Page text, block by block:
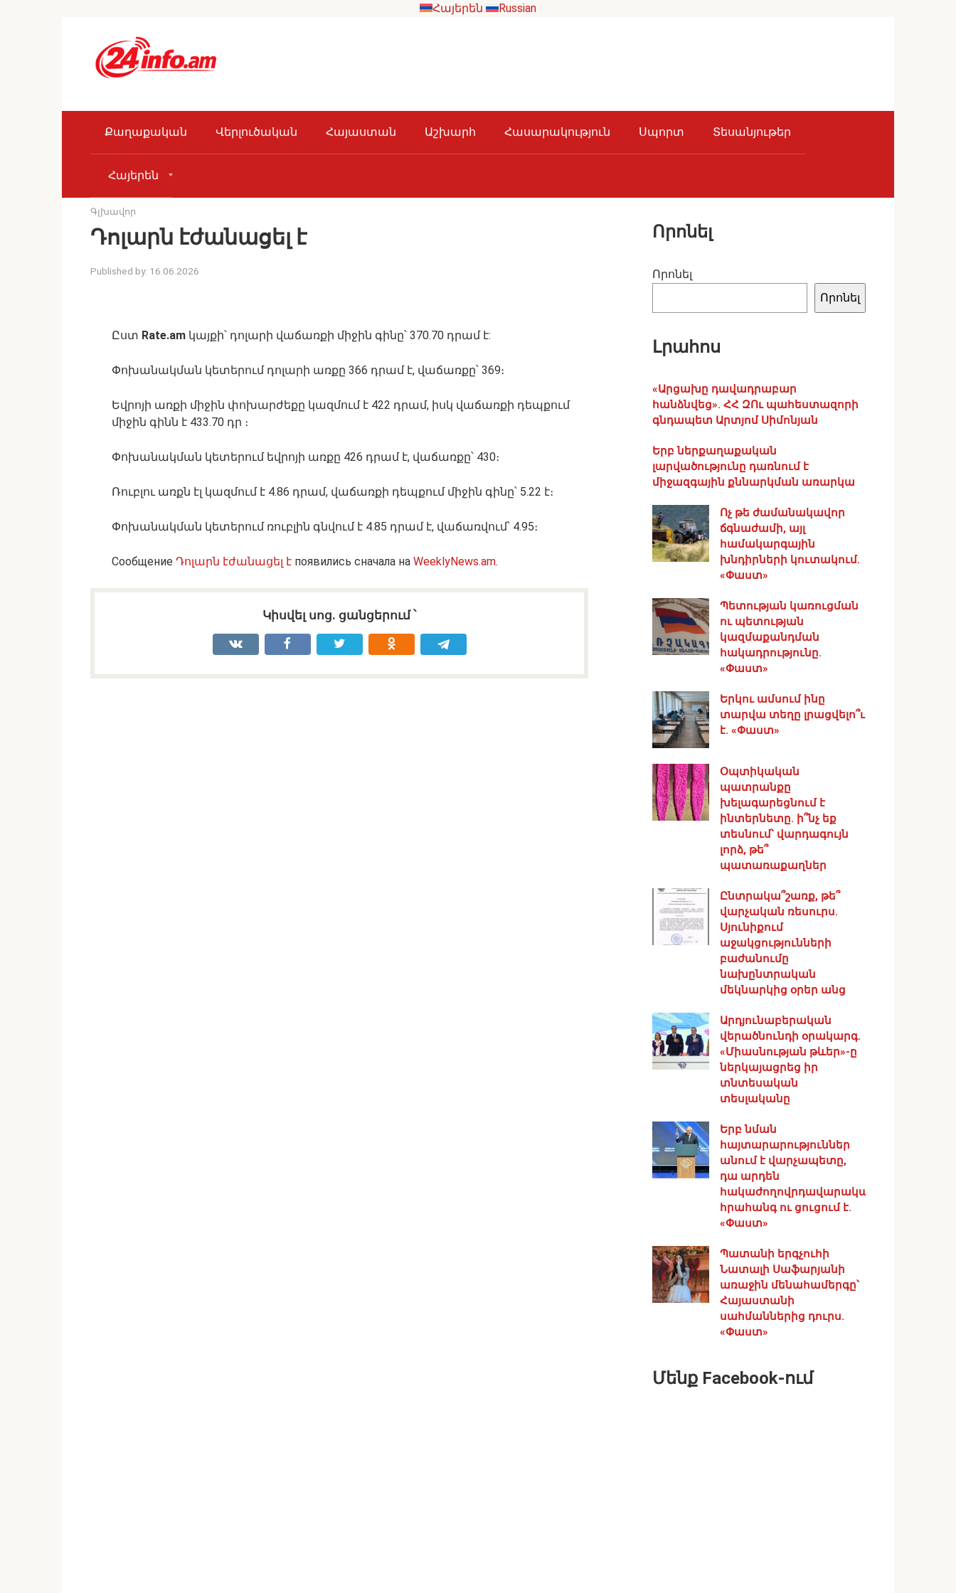
Հայերեն Russian
Քաղաքական Վերլուծական Հայաստան Աշխարհ Հասարակություն Սպորտ Տեսանյութեր
Հայերեն
Գլխավոր
Դոլարն էժանացել է
Published by: 16.06.2026
Ըստ Rate.am կայքի՝ դոլարի վաճառքի միջին գինը՝ 370.70 դրամ է:
Փոխանակման կետերում դոլարի առքը 366 դրամ է, վաճառքը՝ 369։
Եվրոյի առքի միջին փոխարժեքը կազմում է 422 դրամ, իսկ վաճառքի դեպքում
միջին գինն է 433.70 դր ։
Փոխանակման կետերում եվրոյի առքը 426 դրամ է, վաճառքը՝ 430։
Ռուբլու առքն էլ կազմում է 4.86 դրամ, վաճառքի դեպքում միջին գինը՝ 5.22 է։
Փոխանակման կետերում ռուբլին գնվում է 4.85 դրամ է, վաճառվում՝ 4.95։
Сообщение Դոլարն էժանացել է появились сначала на WeeklyNews.am.
Կիսվել սոց․ ցանցերում ՝
Որոնել
Որոնել
Որոնել
Լրահոս
«Արցախը դավադրաբար
հանձնվեց». ՀՀ ԶՈւ պահեստազորի
գնդապետ Արտյոմ Սիմոնյան
Երբ ներքաղաքական
լարվածությունը դառնում է
միջազգային քննարկման առարկա
Ոչ թե ժամանակավոր
ճգնաժամի, այլ
համակարգային
խնդիրների կուտակում.
«Փաստ»
Պետության կառուցման
ու պետության
կազմաքանդման
հակադրությունը.
«Փաստ»
Երկու ամսում ինը
տարվա տեղը լրացվելո՞ւ
է. «Փաստ»
Օպտիկական
պատրանքը
խելագարեցնում է
ինտերնետը. ի՞նչ եք
տեսնում՝ վարդագույն
լորձ, թե՞
պատառաքաղներ
Ընտրակա՞շառք, թե՞
վարչական ռեսուրս․
Սյունիքում
աջակցությունների
բաժանումը
նախընտրական
մեկնարկից օրեր անց
Արդյունաբերական
վերածնունդի օրակարգ․
«Միասնության թևեր»-ը
ներկայացրեց իր
տնտեսական
տեսլականը
Երբ նման
հայտարարություններ
անում է վարչապետը,
դա արդեն
հակաժողովրդավարական
հրահանգ ու ցուցում է.
«Փաստ»
Պատանի երգչուհի
Նատալի Սաֆարյանի
առաջին մենահամերգը՝
Հայաստանի
սահմաններից դուրս.
«Փաստ»
Մենք Facebook-ում